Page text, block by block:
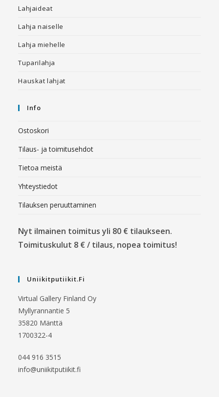
Lahjaideat
Lahja naiselle
Lahja miehelle
Tuparilahja
Hauskat lahjat
Info
Ostoskori
Tilaus- ja toimitusehdot
Tietoa meistä
Yhteystiedot
Tilauksen peruuttaminen
Nyt ilmainen toimitus yli 80 € tilaukseen.
Toimituskulut 8 € / tilaus, nopea toimitus!
Uniikitputiikit.fi
Virtual Gallery Finland Oy
Myllyrannantie 5
35820 Mänttä
1700322-4
044 916 3515
info@uniikitputiikit.fi